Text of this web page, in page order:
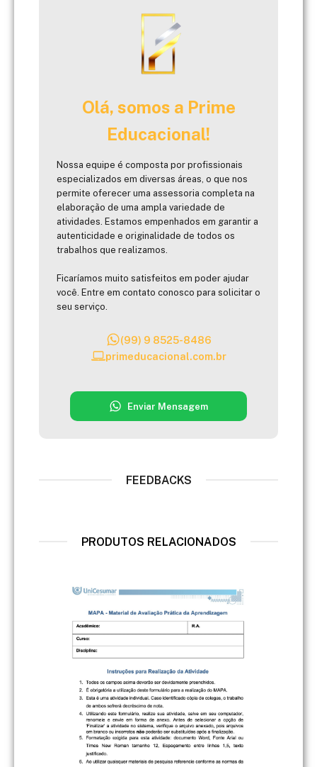
Olá, somos a Prime
Educacional!
Nossa equipe é composta por profissionais
especializados em diversas áreas, o que nos
permite oferecer uma assessoria completa na
elaboração de uma ampla variedade de
atividades. Estamos empenhados em garantir a
autenticidade e originalidade de todos os
trabalhos que realizamos.
Ficaríamos muito satisfeitos em poder ajudar
você. Entre em contato conosco para solicitar o
seu serviço.
(99) 9 8525-8486
primeducacional.com.br
Enviar Mensagem
FEEDBACKS
PRODUTOS RELACIONADOS